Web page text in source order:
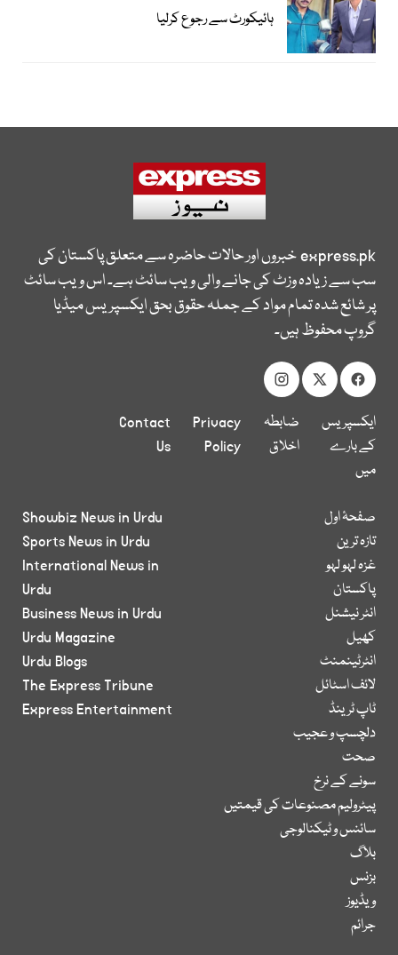
ہائیکورٹ سے رجوع کرلیا
express.pkخبروں اور حالات حاضرہ سے متعلق پاکستان کی
سب سے زیادہ وزٹ کی جانے والی ویب سائٹ ہے۔ اس ویب سائٹ
پر شائع شدہ تمام مواد کے جملہ حقوق بحق ایکسپریس میڈیا
گروپ محفوظ ہیں۔
ایکسپریس
کے بارے
میں
ضابطہ
اخلاق
Privacy
Policy
Contact
Us
صفحۂ اول
تازہ ترین
غزہ لہو لہو
پاکستان
انٹر نیشنل
کھیل
انٹرٹینمنٹ
لائف اسٹائل
ٹاپ ٹرینڈ
دلچسپ و عجیب
صحت
سونے کے نرخ
پیٹرولیم مصنوعات کی قیمتیں
سائنس و ٹیکنالوجی
بلاگ
بزنس
ویڈیوز
جرائم
Showbiz News in Urdu
Sports News in Urdu
International News in
Urdu
Business News in Urdu
Urdu Magazine
Urdu Blogs
The Express Tribune
Express Entertainment